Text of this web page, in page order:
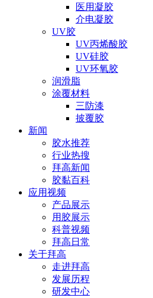
医用凝胶
介电凝胶
UV胶
UV丙烯酸胶
UV硅胶
UV环氧胶
润滑脂
涂覆材料
三防漆
披覆胶
新闻
胶水推荐
行业热搜
拜高新闻
胶黏百科
应用视频
产品展示
用胶展示
科普视频
拜高日常
关于拜高
走进拜高
发展历程
研发中心